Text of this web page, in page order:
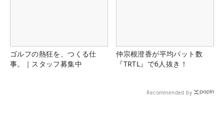
ゴルフの熱狂を、つくる仕
事。｜スタッフ募集中
仲宗根澄香が平均パット数
『TRTL』で6人抜き！
Recommended by